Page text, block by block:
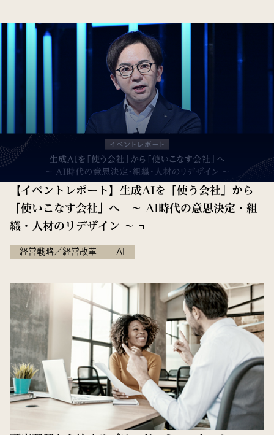
【イベントレポート】生成AIを「使う会社」から
「使いこなす会社」へ ～ AI時代の意思決定・組
織・人材のリデザイン ～
経営戦略／経営改革 AI